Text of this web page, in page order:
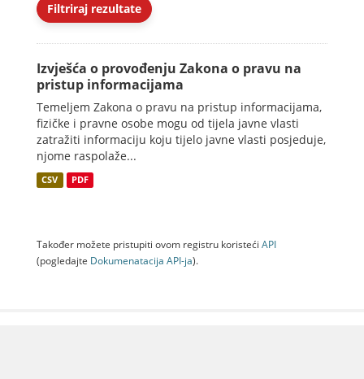
Filtriraj rezultate
Izvješća o provođenju Zakona o pravu na
pristup informacijama
Temeljem Zakona o pravu na pristup informacijama,
fizičke i pravne osobe mogu od tijela javne vlasti
zatražiti informaciju koju tijelo javne vlasti posjeduje,
njome raspolaže...
CSV PDF
Također možete pristupiti ovom registru koristeći API
(pogledajte Dokumenаtаcijа API-jа).